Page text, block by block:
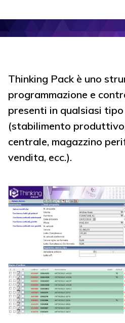
Thinking Pack è uno
programmazione e
presenti in qualsiasi
(stabilimento
centrale, magazzino
vendita, ecc.).